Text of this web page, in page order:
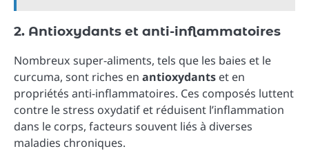
2. Antioxydants et anti-inflammatoires
Nombreux super-aliments, tels que les baies et le
curcuma, sont riches en antioxydants et en
propriétés anti-inflammatoires. Ces composés luttent
contre le stress oxydatif et réduisent l’inflammation
dans le corps, facteurs souvent liés à diverses
maladies chroniques.